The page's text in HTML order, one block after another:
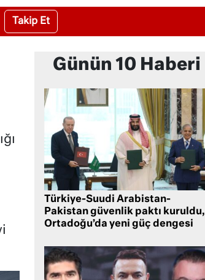
Takip Et
Günün 10 Haberi
Türkiye-Suudi Arabistan-
Pakistan güvenlik paktı kuruldu,
Ortadoğu’da yeni güç dengesi